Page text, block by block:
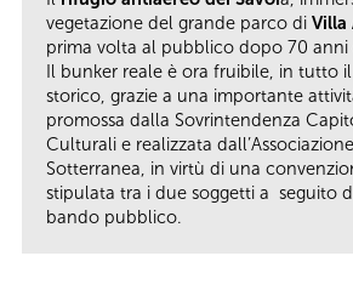
vegetazione del grande parco di Villa
prima volta al pubblico dopo 70
Il bunker reale è ora fruibile, in tutto
storico, grazie a una importante
promossa dalla Sovrintendenza
Culturali e realizzata
Sotterranea, in virtù di una
stipulata tra i due soggetti a seguito
bando pubblico.